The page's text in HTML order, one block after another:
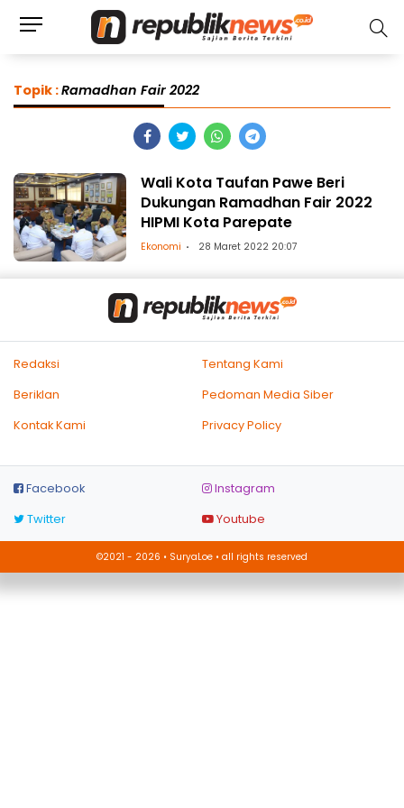
Topik :Ramadhan Fair 2022
Wali Kota Taufan Pawe Beri
Dukungan Ramadhan Fair 2022
HIPMI Kota Parepate
Ekonomi 28 Maret 2022 20:07
Redaksi
Tentang Kami
Beriklan
Pedoman Media Siber
Kontak Kami
Privacy Policy
Facebook
Instagram
Twitter
Youtube
©2021 - 2026 • SuryaLoe • all rights reserved